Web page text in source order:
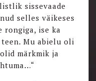
sissevaade
selles väikeses
rongiga, ise ka
Mu abielu oli
märkmik ja